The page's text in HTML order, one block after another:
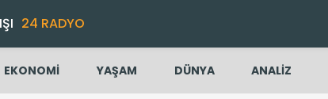
24 RADYO
EKONOMİ YAŞAM DÜNYA ANALİZ